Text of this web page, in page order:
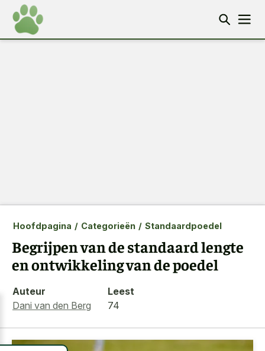
Hoofdpagina / Categorieën / Standaardpoedel
Begrijpen van de standaard lengte
en ontwikkeling van de poedel
Auteur
Dani van den Berg
Leest
74